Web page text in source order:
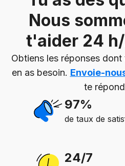
Nous
t'aider 24
Obtiens les réponses
en as besoin. Envoie-
te
97%
de taux de
24/7